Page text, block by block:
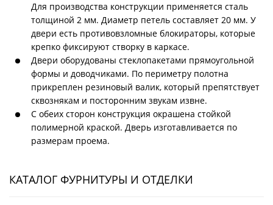
Для производства конструкции применяется сталь
толщиной 2 мм. Диаметр петель составляет 20 мм. У
двери есть противовзломные блокираторы, которые
крепко фиксируют створку в каркасе.
Двери оборудованы стеклопакетами прямоугольной
формы и доводчиками. По периметру полотна
прикреплен резиновый валик, который препятствует
сквознякам и посторонним звукам извне.
С обеих сторон конструкция окрашена стойкой
полимерной краской. Дверь изготавливается по
размерам проема.
КАТАЛОГ ФУРНИТУРЫ И ОТДЕЛКИ